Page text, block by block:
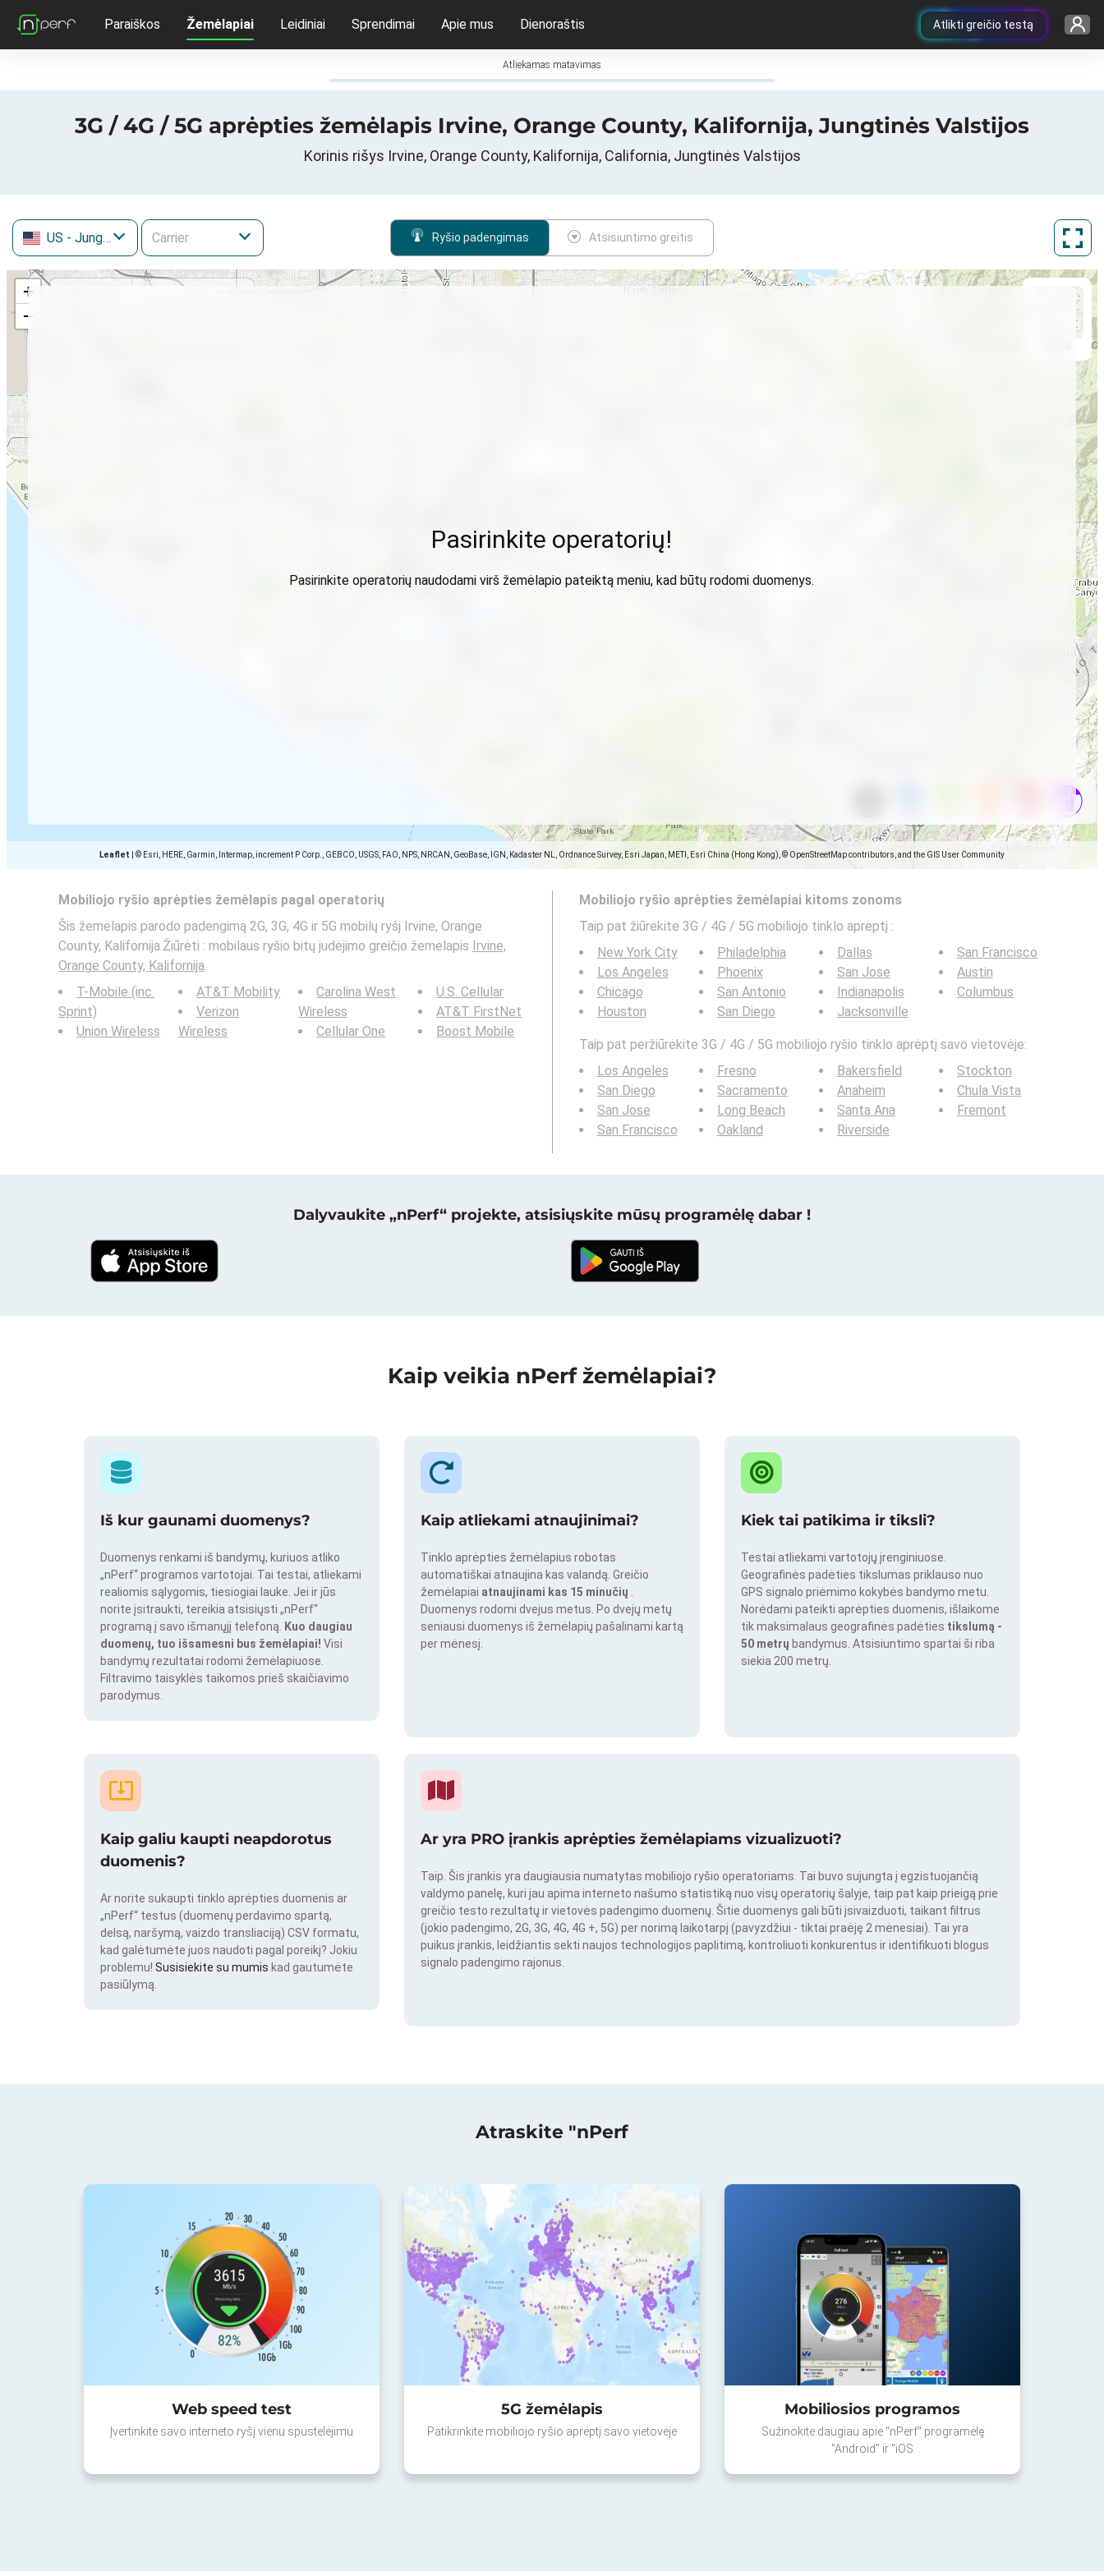
Atlikti greičio testą
Paraiškos Žemėlapiai Leidiniai Sprendimai Apie mus Dienoraštis
Atliekamas matavimas
3G / 4G / 5G aprėpties žemėlapis Irvine, Orange County, Kalifornija, Jungtinės Valstijos
Korinis rišys Irvine, Orange County, Kalifornija, California, Jungtinės Valstijos
US - Jungtinės Valstijos Ryšio padengimas Atsisiuntimo greitis
+
−
Leaflet © Esri, HERE, Garmin, Intermap, increment P Corp., GEBCO, USGS, FAO, NPS, NRCAN, GeoBase, IGN, Kadaster NL, Ordnance Survey, Esri Japan, METI, Esri China (Hong Kong), © OpenStreetMap contributors, and the GIS User Community
Pasirinkite operatorių!
Pasirinkite operatorių naudodami virš žemėlapio pateiktą meniu, kad būtų rodomi duomenys.
Mobiliojo ryšio aprėpties žemėlapis pagal operatorių
Šis žemėlapis parodo padengimą 2G, 3G, 4G ir 5G mobilų ryšį Irvine, Orange
County, Kalifornija.Žiūrėti : mobilaus ryšio bitų judėjimo greičio žemėlapis Irvine,
Orange County, Kalifornija.
T-Mobile (inc.
Sprint)
Union Wireless
AT&T Mobility
Verizon
Wireless
Carolina West
Wireless
Cellular One
U.S. Cellular
AT&T FirstNet
Boost Mobile
Mobiliojo ryšio aprėpties žemėlapiai kitoms zonoms
Taip pat žiūrėkite 3G / 4G / 5G mobiliojo tinklo aprėptį :
New York City
Los Angeles
Chicago
Houston
Philadelphia
Phoenix
San Antonio
San Diego
Dallas
San Jose
Indianapolis
Jacksonville
San Francisco
Austin
Columbus
Taip pat peržiūrėkite 3G / 4G / 5G mobiliojo ryšio tinklo aprėptį savo vietovėje:
Los Angeles
San Diego
San Jose
San Francisco
Fresno
Sacramento
Long Beach
Oakland
Bakersfield
Anaheim
Santa Ana
Riverside
Stockton
Chula Vista
Fremont
Dalyvaukite „nPerf“ projekte, atsisiųskite mūsų programėlę dabar !
Kaip veikia nPerf žemėlapiai?
Iš kur gaunami duomenys?
Duomenys renkami iš bandymų, kuriuos atliko
„nPerf“ programos vartotojai. Tai testai, atliekami
realiomis sąlygomis, tiesiogiai lauke. Jei ir jūs
norite įsitraukti, tereikia atsisiųsti „nPerf“
programą į savo išmanųjį telefoną.
Kuo daugiau
duomenų, tuo išsamesni bus žemėlapiai! Visi
bandymų rezultatai rodomi žemėlapiuose.
Filtravimo taisyklės taikomos prieš skaičiavimo
parodymus.
Kaip atliekami atnaujinimai?
Tinklo aprėpties žemėlapius robotas
automatiškai atnaujina kas valandą. Greičio
žemėlapiai atnaujinami kas 15 minučių
Duomenys rodomi dvejus metus. Po dvejų metų
seniausi duomenys iš žemėlapių pašalinami kartą
per mėnesį.
Kiek tai patikima ir tiksli?
Testai atliekami vartotojų įrenginiuose.
Geografinės padėties tikslumas priklauso nuo
GPS signalo priėmimo kokybės bandymo metu.
Norėdami pateikti aprėpties duomenis, išlaikome
tik maksimalaus geografinės padėties tikslumą -
50 metrų bandymus. Atsisiuntimo spartai ši riba
siekia 200 metrų.
Kaip galiu kaupti neapdorotus
duomenis?
Ar norite sukaupti tinklo aprėpties duomenis ar
„nPerf“ testus (duomenų perdavimo spartą,
delsą, naršymą, vaizdo transliaciją) CSV formatu,
kad galėtumėte juos naudoti pagal poreikį? Jokiu
problemu! Susisiekite su mumis kad gautumėte
pasiūlymą.
Ar yra PRO įrankis aprėpties žemėlapiams vizualizuoti?
Taip. Šis įrankis yra daugiausia numatytas mobiliojo ryšio operatoriams. Tai buvo sujungta į egzistuojančią
valdymo panelę, kuri jau apima interneto našumo statistiką nuo visų operatorių šalyje, taip pat kaip prieigą prie
greičio testo rezultatų ir vietovės padengimo duomenų. Šitie duomenys gali būti įsivaizduoti, taikant filtrus
(jokio padengimo, 2G, 3G, 4G, 4G +, 5G) per norimą laikotarpį (pavyzdžiui - tiktai praėję 2 mėnesiai). Tai yra
puikus įrankis, leidžiantis sekti naujos technologijos paplitimą, kontroliuoti konkurentus ir identifikuoti blogus
signalo padengimo rajonus.
Atraskite "nPerf
Web speed test
Įvertinkite savo interneto ryšį vienu spustelėjimu
5G žemėlapis
Patikrinkite mobiliojo ryšio aprėptį savo vietovėje
Mobiliosios programos
Sužinokite daugiau apie "nPerf" programėlę
"Android" ir "iOS